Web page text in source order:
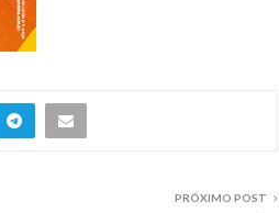
PRÓXIMO POST